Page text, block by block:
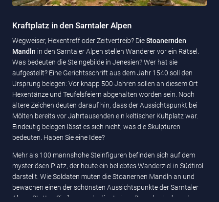
Kraftplatz in den Sarntaler Alpen
Wegweiser, Hexentreff oder Zeitvertreib? DieStoanernden
Mandln in den Sarntaler Alpen stellen Wanderer vor ein Rätsel.
Was bedeuten die Steingebilde in Jenesien? Wer hat sie
aufgestellt? Eine Gerichtsschrift aus dem Jahr 1540 soll den
Ursprung belegen: Vor knapp 500 Jahren sollen an diesem Ort
Hexentänze und Teufelsfeiern abgehalten worden sein. Noch
ältere Zeichen deuten darauf hin, dass der Aussichtspunkt bei
Mölten bereits vor Jahrtausenden ein keltischer Kultplatz war.
Eindeutig belegen lässt es sich nicht, was die Skulpturen
bedeuten. Haben Sie eine Idee?
Mehr als 100 mannshohe Steinfiguren befinden sich auf dem
mysteriösen Platz, der heute ein beliebtes Wanderziel in Südtirol
darstellt. Wie Soldaten muten die Stoanernen Mandln an und
bewachen einen der schönsten Aussichtspunkte der Sarntaler
Alpen. Statten Sie ihnen unbedingt einen Besuch ab, denn der